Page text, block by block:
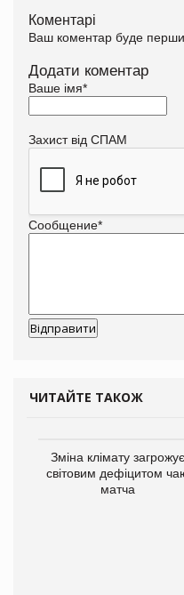
Коментарі
Ваш коментар буде
Додати коментар
Ваше імя*
Захист від СПАМ
Сообщение*
ЧИТАЙТЕ ТАКОЖ
Зміна клімату загрожує
світовим дефіцитом
матча